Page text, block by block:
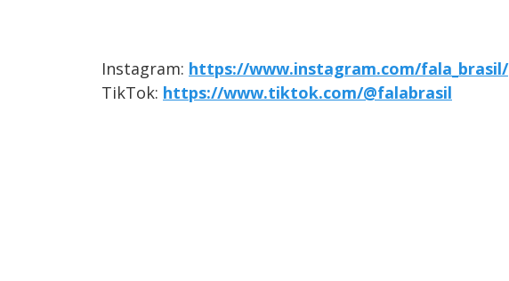
Instagram: https://www.instagram.com/fala_brasil/
TikTok: https://www.tiktok.com/@falabrasil